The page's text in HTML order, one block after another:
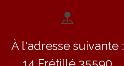
À l'adresse suivante :